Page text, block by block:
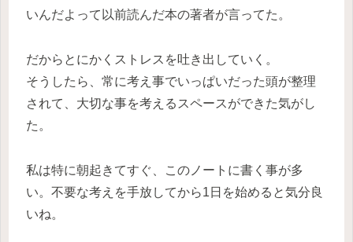
いんだよって以前読んだ本の著者が言ってた。
だからとにかくストレスを吐き出していく。
そうしたら、常に考え事でいっぱいだった頭が整理
されて、大切な事を考えるスペースができた気がし
た。
私は特に朝起きてすぐ、このノートに書く事が多
い。不要な考えを手放してから1日を始めると気分良
いね。